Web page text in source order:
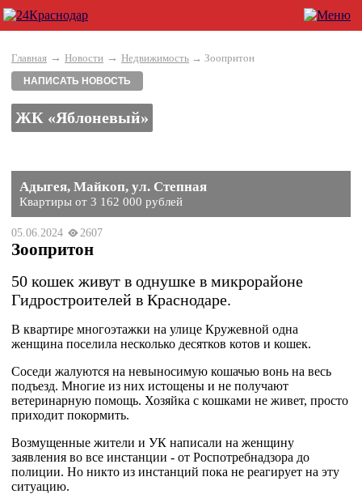
Главная → Новости → Недвижимость → Зоопритон
НАПИСАТЬ НОВОСТЬ
ЖК «Яблоневый»
Адыгея, Майкоп, ул. Степная
Квартиры от 3 162 000 рублей
05.06.2024 2607
Зоопритон
50 кошек живут в однушке в микрорайоне
Гидростроителей в Краснодаре.
В квартире многоэтажки на улице Кружевной одна
женщина поселила несколько десятков котов и кошек.
Соседи жалуются на невыносимую кошачью вонь на весь
подъезд. Многие из них истощены и не получают
ветеринарную помощь. Хозяйка с кошками не живет, просто
приходит покормить.
Возмущенные жители и УК написали на женщину
заявления во все инстанции - от Роспотребнадзора до
полиции. Но никто из инстанций пока не реагирует на эту
ситуацию.